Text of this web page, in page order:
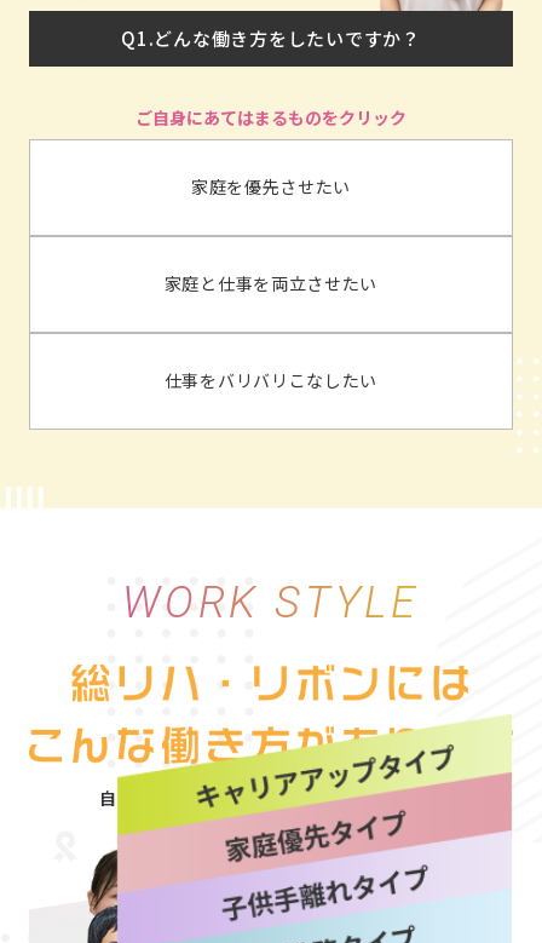
Q1.どんな働き方をしたいですか？
家庭を優先させたい
家庭と仕事を両立させたい
仕事をバリバリこなしたい
WORK STYLE
自分にぴったりな働き方を“選べる自由”
詳しく見る
詳しく見る